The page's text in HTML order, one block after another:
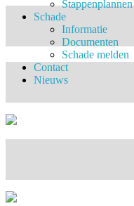
Stappenplannen
Schade
Informatie
Documenten
Schade melden
Contact
Nieuws